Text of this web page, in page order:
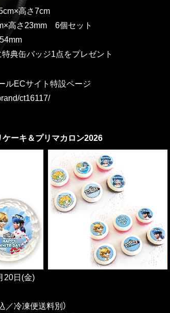
高さ7cm
高さ23mm 6個セット
典缶バッジ1点をプレゼント
ルECサイト特設ページ
ct16117/
ーキ＆プリマカロン2026
20日(金)
／冷凍便送料別）